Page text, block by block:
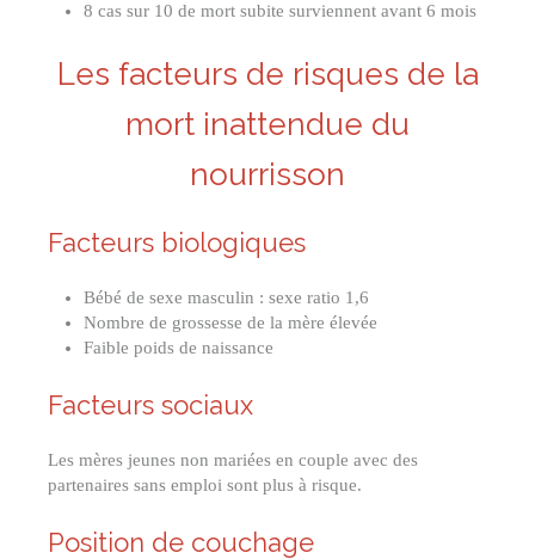
8 cas sur 10 de mort subite surviennent avant 6 mois
Les facteurs de risques de la
mort inattendue du
nourrisson
Facteurs biologiques
Bébé de sexe masculin : sexe ratio 1,6
Nombre de grossesse de la mère élevée
Faible poids de naissance
Facteurs sociaux
Les mères jeunes non mariées en couple avec des
partenaires sans emploi sont plus à risque.
Position de couchage